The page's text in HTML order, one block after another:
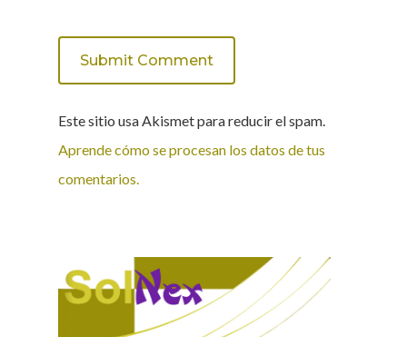
Este sitio usa Akismet para reducir el spam.
Aprende cómo se procesan los datos de tus
comentarios.